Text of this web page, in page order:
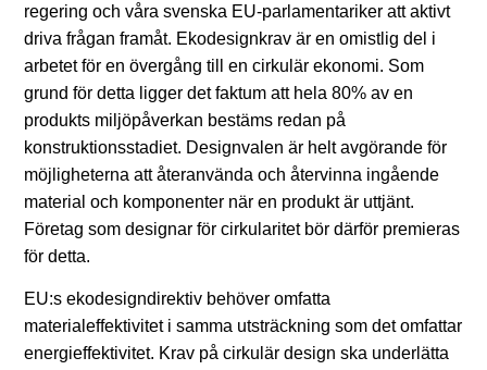
regering och våra svenska EU-parlamentariker att aktivt
driva frågan framåt. Ekodesignkrav är en omistlig del i
arbetet för en övergång till en cirkulär ekonomi. Som
grund för detta ligger det faktum att hela 80% av en
produkts miljöpåverkan bestäms redan på
konstruktionsstadiet. Designvalen är helt avgörande för
möjligheterna att återanvända och återvinna ingående
material och komponenter när en produkt är uttjänt.
Företag som designar för cirkularitet bör därför premieras
för detta.
EU:s ekodesigndirektiv behöver omfatta
materialeffektivitet i samma utsträckning som det omfattar
energieffektivitet. Krav på cirkulär design ska underlätta